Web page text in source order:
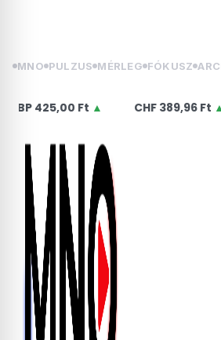
content
MNO PULZUS MÉRLEG FÓKUSZ
Ft▲ CHF 389,96 Ft▲